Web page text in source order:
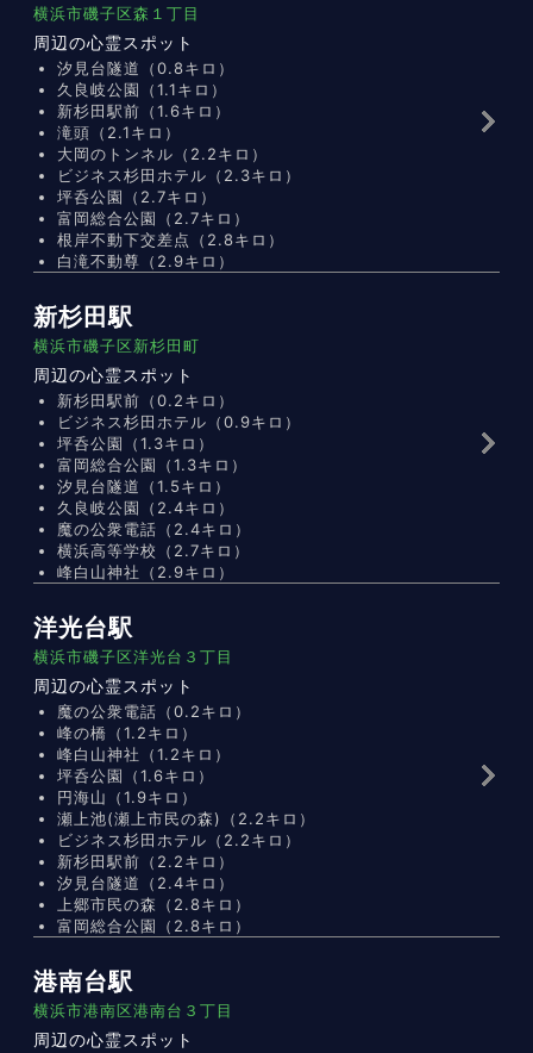
横浜市磯子区森１丁目
周辺の心霊スポット
汐見台隧道（0.8キロ）
久良岐公園（1.1キロ）
新杉田駅前（1.6キロ）
滝頭（2.1キロ）
大岡のトンネル（2.2キロ）
ビジネス杉田ホテル（2.3キロ）
坪呑公園（2.7キロ）
富岡総合公園（2.7キロ）
根岸不動下交差点（2.8キロ）
白滝不動尊（2.9キロ）
新杉田駅
横浜市磯子区新杉田町
周辺の心霊スポット
新杉田駅前（0.2キロ）
ビジネス杉田ホテル（0.9キロ）
坪呑公園（1.3キロ）
富岡総合公園（1.3キロ）
汐見台隧道（1.5キロ）
久良岐公園（2.4キロ）
魔の公衆電話（2.4キロ）
横浜高等学校（2.7キロ）
峰白山神社（2.9キロ）
洋光台駅
横浜市磯子区洋光台３丁目
周辺の心霊スポット
魔の公衆電話（0.2キロ）
峰の橋（1.2キロ）
峰白山神社（1.2キロ）
坪呑公園（1.6キロ）
円海山（1.9キロ）
瀬上池(瀬上市民の森)（2.2キロ）
ビジネス杉田ホテル（2.2キロ）
新杉田駅前（2.2キロ）
汐見台隧道（2.4キロ）
上郷市民の森（2.8キロ）
富岡総合公園（2.8キロ）
港南台駅
横浜市港南区港南台３丁目
周辺の心霊スポット